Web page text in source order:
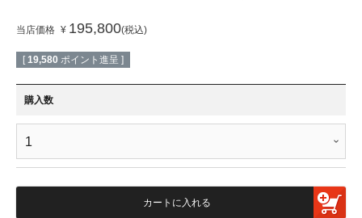
当店価格 ¥ 195,800 税込
[ 19,580 ポイント進呈 ]
カートに入れる